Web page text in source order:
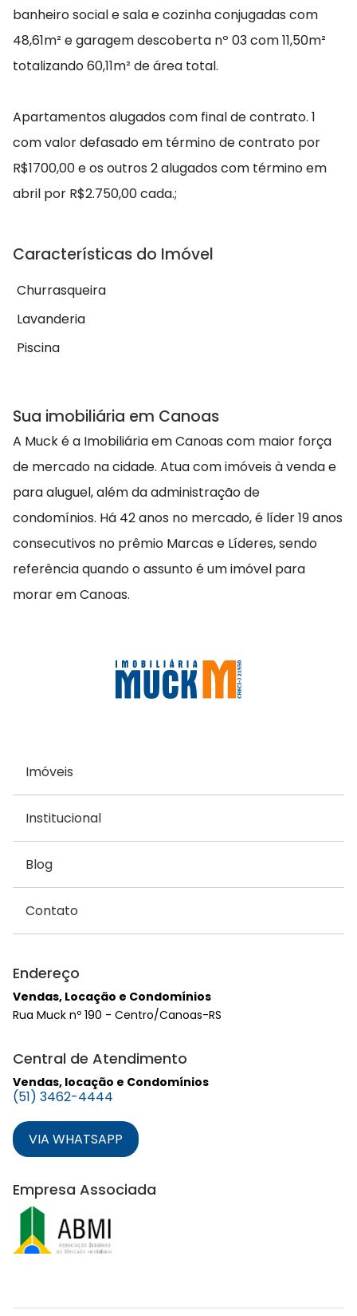
banheiro social e sala e cozinha conjugadas com
48,61m² e garagem descoberta nº 03 com 11,50m²
totalizando 60,11m² de área total.
Apartamentos alugados com final de contrato. 1
com valor defasado em término de contrato por
R$1700,00 e os outros 2 alugados com término em
abril por R$2.750,00 cada.;
Características do Imóvel
Churrasqueira
Lavanderia
Piscina
Sua imobiliária em Canoas
A Muck é a Imobiliária em Canoas com maior força
de mercado na cidade. Atua com imóveis à venda e
para aluguel, além da administração de
condomínios. Há 42 anos no mercado, é líder 19 anos
consecutivos no prêmio Marcas e Líderes, sendo
referência quando o assunto é um imóvel para
morar em Canoas.
Imóveis
Institucional
Blog
Contato
Endereço
Vendas, Locação e Condomínios
Rua Muck nº 190 - Centro/Canoas-RS
Central de Atendimento
Vendas, locação e Condomínios
(51) 3462-4444
VIA WHATSAPP
Empresa Associada